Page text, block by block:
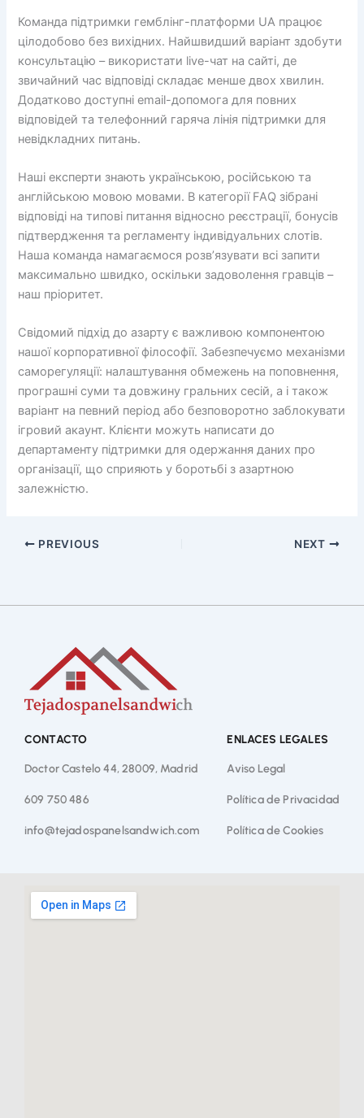
Команда підтримки гемблінг-платформи UA працює
цілодобово без вихідних. Найшвидший варіант здобути
консультацію – використати live-чат на сайті, де
звичайний час відповіді складає менше двох хвилин.
Додатково доступні email-допомога для повних
відповідей та телефонний гаряча лінія підтримки для
невідкладних питань.
Наші експерти знають українською, російською та
англійською мовою мовами. В категорії FAQ зібрані
відповіді на типові питання відносно реєстрації, бонусів
підтвердження та регламенту індивідуальних слотів.
Наша команда намагаємося розв’язувати всі запити
максимально швидко, оскільки задоволення гравців –
наш пріоритет.
Свідомий підхід до азарту є важливою компонентою
нашої корпоративної філософії. Забезпечуємо механізми
саморегуляції: налаштування обмежень на поповнення,
програшні суми та довжину гральних сесій, а і також
варіант на певний період або безповоротно заблокувати
ігровий акаунт. Клієнти можуть написати до
департаменту підтримки для одержання даних про
організації, що сприяють у боротьбі з азартною
залежністю.
PREVIOUS NEXT
CONTACTO
Doctor Castelo 44, 28009, Madrid
609 750 486
info@tejadospanelsandwich.com
ENLACES LEGALES
Aviso Legal
Política de Privacidad
Política de Cookies